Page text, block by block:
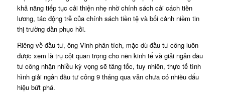
khả năng tiếp tục cải thiện nhẹ nhờ chính sách cải cách tiền
lương, tác động trễ của chính sách tiền tệ và bối cảnh niềm tin
thị trường dần phục hồi.
Riêng về đầu tư, ông Vinh phân tích, mặc dù đầu tư công luôn
được xem là trụ cột quan trọng cho nền kinh tế và giải ngân đầu
tư công nhận nhiều kỳ vọng sẽ tăng tốc, tuy nhiên, thực tế tình
hình giải ngân đầu tư công 9 tháng qua vẫn chưa có nhiều dấu
hiệu bứt phá.